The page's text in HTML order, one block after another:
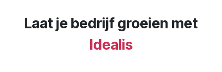
Laat je bedrijf groeien met
Idealis